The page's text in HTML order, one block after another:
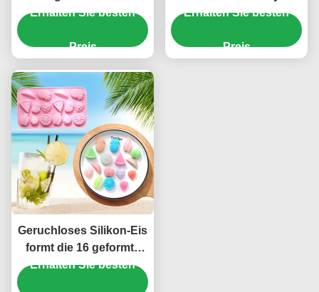
wiederverwendbarer
Erhalten Sie besten
Preis
Moulds,
Silikon-Eismaschine
Erhalten Sie besten
Preis
Geruchloses Silikon-Eis
formt die 16 geformte
Hohlraum-harmlose
Erhalten Sie besten